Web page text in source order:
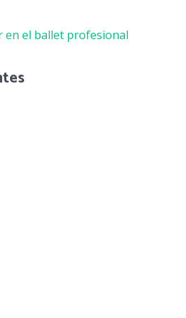
el ballet profesional